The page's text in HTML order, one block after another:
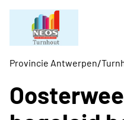
Provincie Antwerpen/